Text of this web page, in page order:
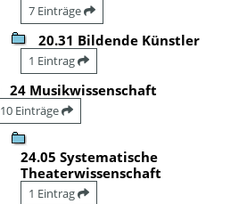
7 Einträge
20.31 Bildende Künstler
1 Eintrag
24 Musikwissenschaft
10 Einträge
24.05 Systematische
Theaterwissenschaft
1 Eintrag